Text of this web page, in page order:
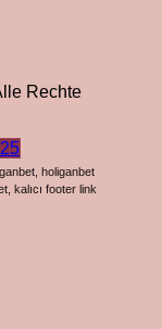
Rechte
holiganbet
kalıcı footer link